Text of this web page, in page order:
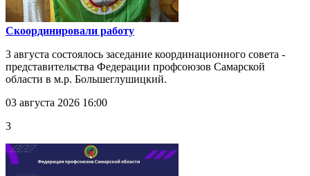
Скоординировали работу
3 августа состоялось заседание координационного совета -
представительства Федерации профсоюзов Самарской
области в м.р. Большеглушицкий.
03 августа 2026 16:00
3